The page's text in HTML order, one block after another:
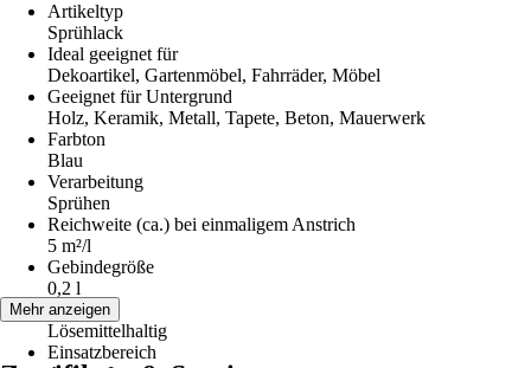
Artikeltyp
Sprühlack
Ideal geeignet für
Dekoartikel, Gartenmöbel, Fahrräder, Möbel
Geeignet für Untergrund
Holz, Keramik, Metall, Tapete, Beton, Mauerwerk
Farbton
Blau
Verarbeitung
Sprühen
Reichweite (ca.) bei einmaligem Anstrich
5 m²/l
Gebindegröße
0,2 l
Basis
Lösemittelhaltig
Einsatzbereich
Mehr anzeigen